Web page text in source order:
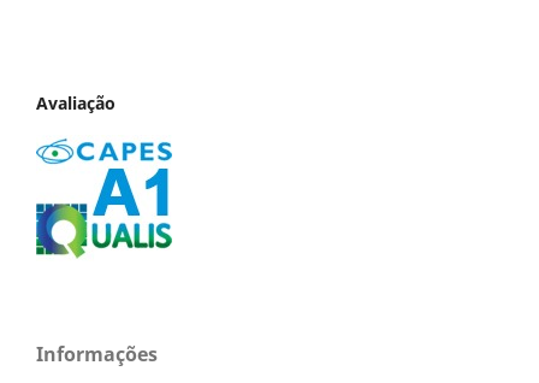
Avaliação
Informações